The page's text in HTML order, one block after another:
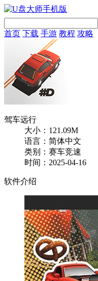
首页 下载 手游 教程 攻略
驾车远行
大小：121.09M
语言：简体中文
类别：赛车竞速
时间：2025-04-16
软件介绍